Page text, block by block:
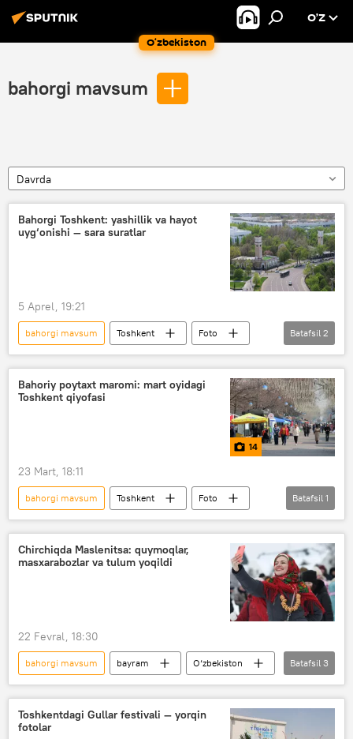
O‘zbekiston
O’Z
bahorgi mavsum
Davrda
Bahorgi Toshkent: yashillik va hayot
uyg‘onishi — sara suratlar
5 Aprel, 19:21
bahorgi mavsum Toshkent
Foto
daraxt
“Yashil makon” umummilliy loyihasi
Batafsil 2
Bahoriy poytaxt maromi: mart oyidagi
Toshkent qiyofasi
14
23 Mart, 18:11
bahorgi mavsum Toshkent
Foto
Amir Temur xiyoboni
Batafsil 1
Chirchiqda Maslenitsa: quymoqlar,
masxarabozlar va tulum yoqildi
22 Fevral, 18:30
bahorgi mavsum bayram
O‘zbekiston
Jamiyat
Rossotrudnichestvo
Qish
Batafsil 3
Toshkentdagi Gullar festivali — yorqin
fotolar